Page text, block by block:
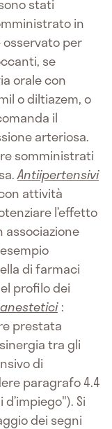
stati
in
osservato per
se
orale con
o diltiazem, o
il
arteriosa.
somministrati
Antiipertensivi
attività
l’effetto
di farmaci
profilo dei
:
prestata
tra gli
di
paragrafo 4.4
Si
dei segni